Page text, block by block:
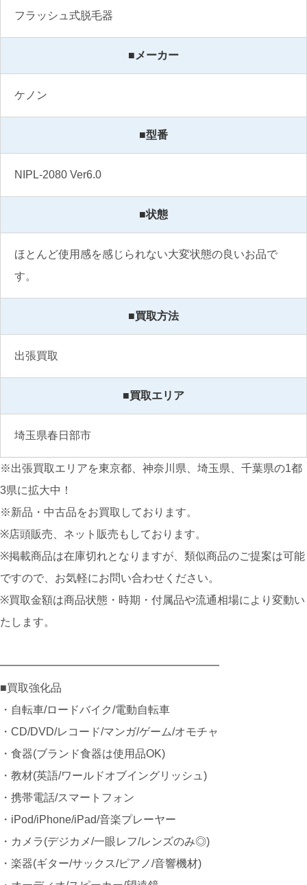
フラッシュ式脱毛器
■メーカー
ケノン
■型番
NIPL-2080 Ver6.0
■状態
ほとんど使用感を感じられない大変状態の良いお品で
す。
■買取方法
出張買取
■買取エリア
埼玉県春日部市
※出張買取エリアを東京都、神奈川県、埼玉県、千葉県の1都
3県に拡大中！
※新品・中古品をお買取しております。
※店頭販売、ネット販売もしております。
※掲載商品は在庫切れとなりますが、類似商品のご提案は可能
ですので、お気軽にお問い合わせください。
※買取金額は商品状態・時期・付属品や流通相場により変動い
たします。
━━━━━━━━━━━━━━━━━━━━
■買取強化品
・自転車/ロードバイク/電動自転車
・CD/DVD/レコード/マンガ/ゲーム/オモチャ
・食器(ブランド食器は使用品OK)
・教材(英語/ワールドオブイングリッシュ)
・携帯電話/スマートフォン
・iPod/iPhone/iPad/音楽プレーヤー
・カメラ(デジカメ/一眼レフ/レンズのみ◎)
・楽器(ギター/サックス/ピアノ/音響機材)